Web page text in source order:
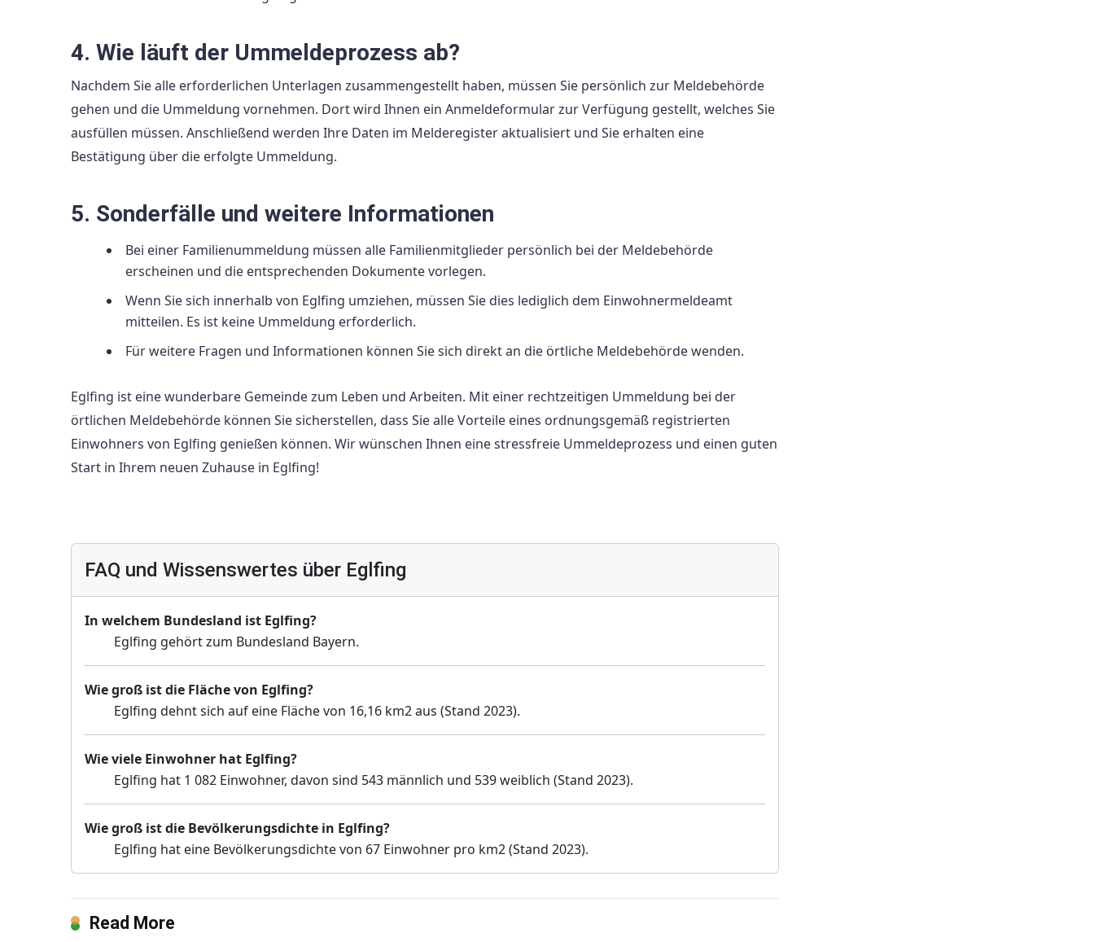
4. Wie läuft der Ummeldeprozess ab?
Nachdem Sie alle erforderlichen Unterlagen zusammengestellt haben, müssen Sie persönlich zur Meldebehörde
gehen und die Ummeldung vornehmen. Dort wird Ihnen ein Anmeldeformular zur Verfügung gestellt, welches Sie
ausfüllen müssen. Anschließend werden Ihre Daten im Melderegister aktualisiert und Sie erhalten eine
Bestätigung über die erfolgte Ummeldung.
5. Sonderfälle und weitere Informationen
Bei einer Familienummeldung müssen alle Familienmitglieder persönlich bei der Meldebehörde
erscheinen und die entsprechenden Dokumente vorlegen.
Wenn Sie sich innerhalb von Eglfing umziehen, müssen Sie dies lediglich dem Einwohnermeldeamt
mitteilen. Es ist keine Ummeldung erforderlich.
Für weitere Fragen und Informationen können Sie sich direkt an die örtliche Meldebehörde wenden.
Eglfing ist eine wunderbare Gemeinde zum Leben und Arbeiten. Mit einer rechtzeitigen Ummeldung bei der
örtlichen Meldebehörde können Sie sicherstellen, dass Sie alle Vorteile eines ordnungsgemäß registrierten
Einwohners von Eglfing genießen können. Wir wünschen Ihnen eine stressfreie Ummeldeprozess und einen guten
Start in Ihrem neuen Zuhause in Eglfing!
FAQ und Wissenswertes über Eglfing
In welchem Bundesland ist Eglfing?
Eglfing gehört zum Bundesland Bayern.
Wie groß ist die Fläche von Eglfing?
Eglfing dehnt sich auf eine Fläche von 16,16 km2 aus (Stand 2023).
Wie viele Einwohner hat Eglfing?
Eglfing hat 1 082 Einwohner, davon sind 543 männlich und 539 weiblich (Stand 2023).
Wie groß ist die Bevölkerungsdichte in Eglfing?
Eglfing hat eine Bevölkerungsdichte von 67 Einwohner pro km2 (Stand 2023).
Read More